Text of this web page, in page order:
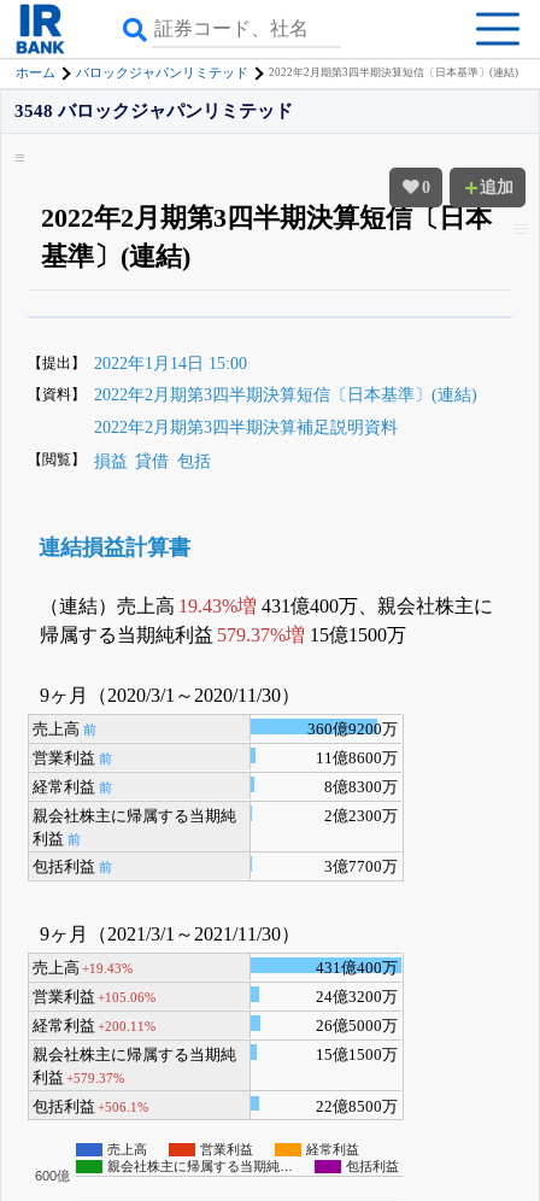
ホーム バロックジャパンリミテッド 2022年2月期第3四半期決算短信〔日本基準〕(連結)
0 追加
3548 バロックジャパンリミテッド
2022年2月期第3四半期決算短信〔日本
基準〕(連結)
詳しく見られる 無料でβ版をはじめる
登録すると永久30%OFFと米株版の先行利用も付きます
【提出】 2022年1月14日 15:00
【資料】
2022年2月期第3四半期決算短信〔日本基準〕(連結)
2022年2月期第3四半期決算補足説明資料
【閲覧】 損益 貸借 包括
連結損益計算書
（連結）売上高 19.43%増 431億400万、親会社株主に
帰属する当期純利益 579.37%増 15億1500万
9ヶ月（2020/3/1～2020/11/30）
売上高 前
360億9200万
営業利益 前
11億8600万
経常利益 前
8億8300万
親会社株主に帰属する当期純
利益 前
2億2300万
包括利益 前 3億7700万
9ヶ月（2021/3/1～2021/11/30）
売上高 +19.43%
431億400万
営業利益 +105.06%
24億3200万
経常利益 +200.11%
26億5000万
親会社株主に帰属する当期純
利益 +579.37%
15億1500万
包括利益 +506.1% 22億8500万
売上高 営業利益 経常利益
親会社株主に帰属する当期純… 包括利益
600億